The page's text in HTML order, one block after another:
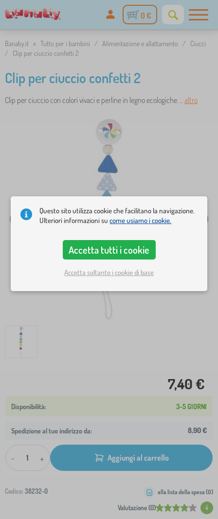
0 €
Banaby.it » Tutto per i bambini / Alimentazione e allattamento /
Ciucci
/
Clip per ciuccio confetti 2
Clip per ciuccio confetti 2
Clip per ciuccio con colori vivaci e perline in legno ecologiche. .. altro
7,40 €
3-5 GIORNI
Spedizione al tuo indirizzo da: 8,90 €
- + Aggiungi al carrello
Codice: 38232-0
Valutazione (0) 4
alla lista della spesa (0)
Questo sito utilizza cookie che facilitano la navigazione.
Ulteriori informazioni sucome usiamo i cookie.
Accetta tutti i cookie
Accetta soltanto i cookie di base